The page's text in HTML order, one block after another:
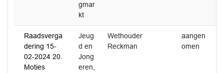
gmar
kt
Raadsverga
dering 15-
02-2024 20.
Moties
Jeug
d en
Jong
eren,
Wethouder
Reckman
aangen
omen